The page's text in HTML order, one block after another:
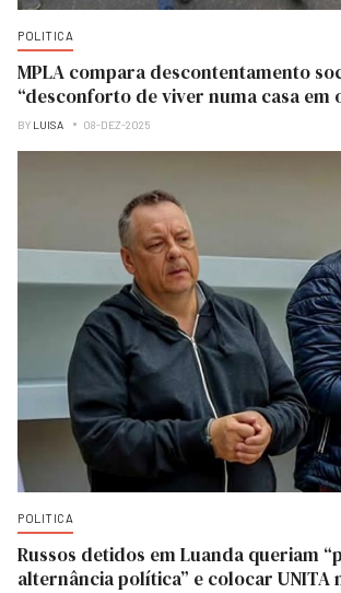
POLITICA
MPLA compara descontentamento
“desconforto de viver numa casa em
BY LUISA 08-DEZ-2025
POLITICA
Russos detidos em Luanda queriam
alternância política” e colocar UNITA